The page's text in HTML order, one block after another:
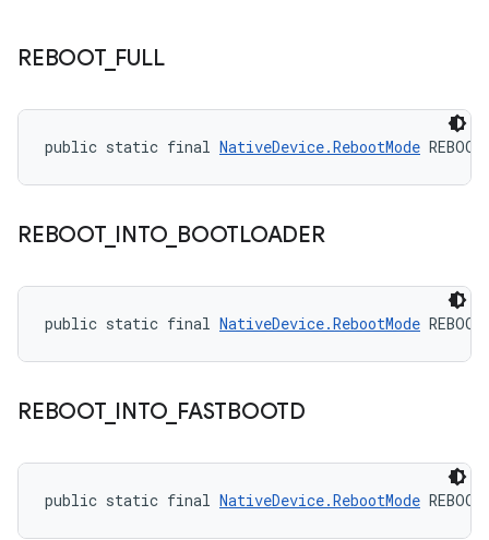
REBOOT_ FULL
public static final NativeDevice.RebootMode
REBOOT_ INTO_ BOOTLOADER
public static final NativeDevice.RebootMode
REBOOT_ INTO_ FASTBOOTD
public static final NativeDevice.RebootMode